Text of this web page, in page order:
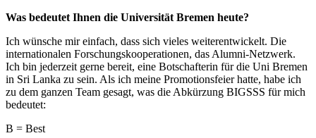
Was bedeutet Ihnen die Universität Bremen heute?
Ich wünsche mir einfach, dass sich vieles weiterentwickelt. Die
internationalen Forschungskooperationen, das Alumni-Netzwerk.
Ich bin jederzeit gerne bereit, eine Botschafterin für die Uni Bremen
in Sri Lanka zu sein. Als ich meine Promotionsfeier hatte, habe ich
zu dem ganzen Team gesagt, was die Abkürzung BIGSSS für mich
bedeutet:
B = Best